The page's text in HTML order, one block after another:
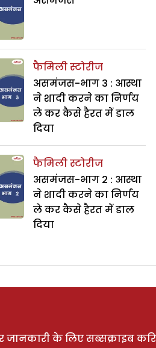
फैमिली स्टोरीज
असमंजस-भाग 3 : आस्था
ने शादी करने का निर्णय
ले कर कैसे हैरत में डाल
दिया
फैमिली स्टोरीज
असमंजस-भाग 2 : आस्था
ने शादी करने का निर्णय
ले कर कैसे हैरत में डाल
दिया
जानकारी के लिए सब्सक्राइब